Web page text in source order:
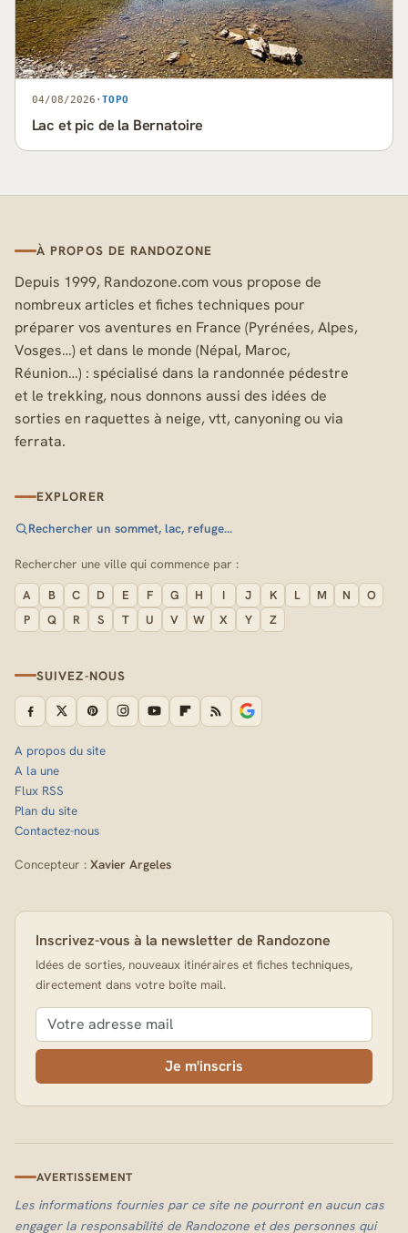
04/08/2026 · TOPO
Lac et pic de la Bernatoire
À PROPOS DE RANDOZONE
Depuis 1999, Randozone.com vous propose de
nombreux articles et fiches techniques pour
préparer vos aventures en France (Pyrénées, Alpes,
Vosges…) et dans le monde (Népal, Maroc,
Réunion…) : spécialisé dans la randonnée pédestre
et le trekking, nous donnons aussi des idées de
sorties en raquettes à neige, vtt, canyoning ou via
ferrata.
EXPLORER
Rechercher un sommet, lac, refuge…
Rechercher une ville qui commence par :
A B C D E F G H I J K L M N
O
P
Q R S T U V W X Y Z
SUIVEZ-NOUS
A propos du site
A la une
Flux RSS
Plan du site
Contactez-nous
Concepteur : Xavier Argeles
Inscrivez-vous à la newsletter de Randozone
Idées de sorties, nouveaux itinéraires et fiches techniques,
directement dans votre boîte mail.
Je m'inscris
AVERTISSEMENT
Les informations fournies par ce site ne pourront en aucun cas
engager la responsabilité de Randozone et des personnes qui